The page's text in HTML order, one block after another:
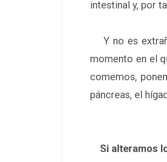
intestinal y, por
Y no es
momento en el
comemos,
páncreas, el
Si alteramos